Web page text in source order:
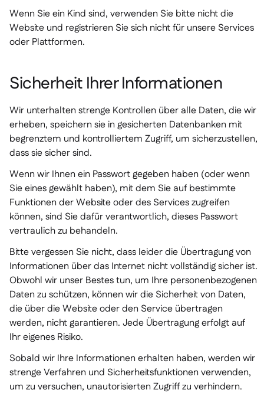
Wenn Sie ein Kind sind, verwenden Sie bitte nicht die
Website und registrieren Sie sich nicht für unsere Services
oder Plattformen.
Sicherheit Ihrer Informationen
Wir unterhalten strenge Kontrollen über alle Daten, die wir
erheben, speichern sie in gesicherten Datenbanken mit
begrenztem und kontrolliertem Zugriff, um sicherzustellen,
dass sie sicher sind.
Wenn wir Ihnen ein Passwort gegeben haben (oder wenn
Sie eines gewählt haben), mit dem Sie auf bestimmte
Funktionen der Website oder des Services zugreifen
können, sind Sie dafür verantwortlich, dieses Passwort
vertraulich zu behandeln.
Bitte vergessen Sie nicht, dass leider die Übertragung von
Informationen über das Internet nicht vollständig sicher ist.
Obwohl wir unser Bestes tun, um Ihre personenbezogenen
Daten zu schützen, können wir die Sicherheit von Daten,
die über die Website oder den Service übertragen
werden, nicht garantieren. Jede Übertragung erfolgt auf
Ihr eigenes Risiko.
Sobald wir Ihre Informationen erhalten haben, werden wir
strenge Verfahren und Sicherheitsfunktionen verwenden,
um zu versuchen, unautorisierten Zugriff zu verhindern.